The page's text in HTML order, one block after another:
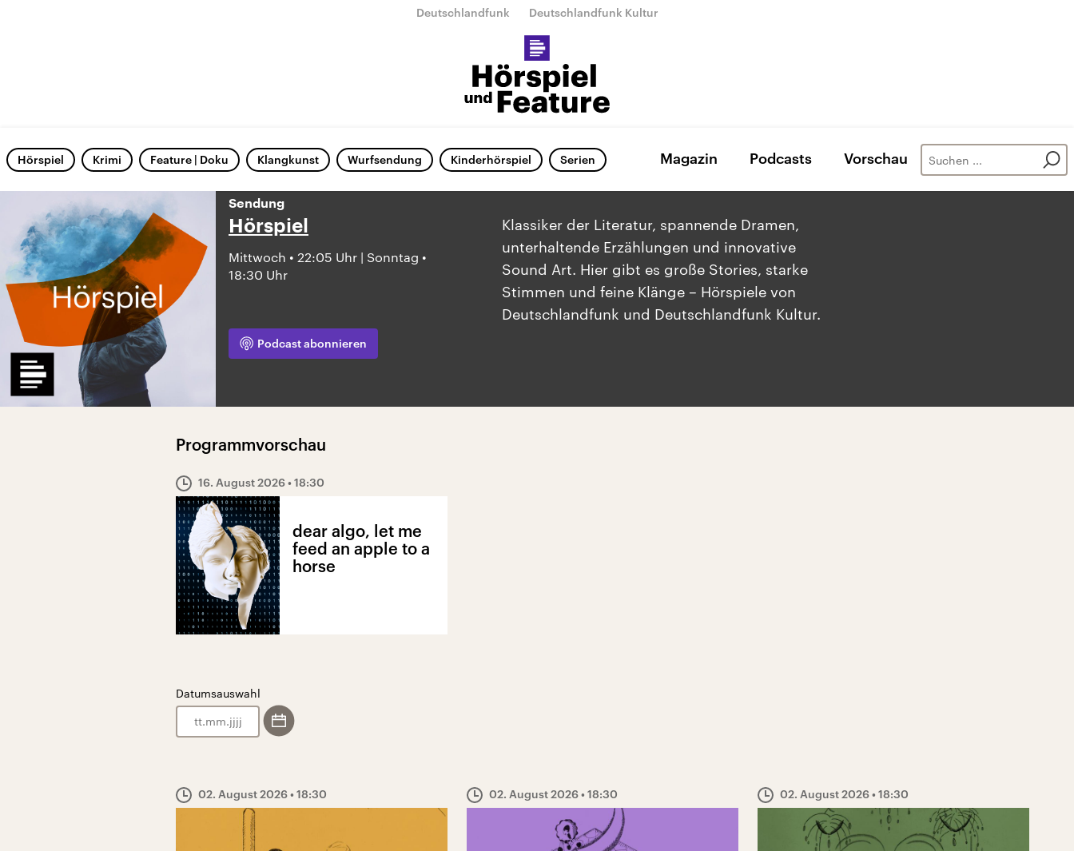
Deutschlandfunk Deutschlandfunk Kultur
Hörspiel Krimi Feature | Doku Klangkunst Wurfsendung Kinderhörspiel Serien Magazin Podcasts Vorschau
Sendung
Hörspiel
Mittwoch • 22:05 Uhr | Sonntag •
18:30 Uhr
Podcast abonnieren
Klassiker der Literatur, spannende Dramen,
unterhaltende Erzählungen und innovative
Sound Art. Hier gibt es große Stories, starke
Stimmen und feine Klänge – Hörspiele von
Deutschlandfunk und Deutschlandfunk Kultur.
Programmvorschau
16. August 2026• 18:30
dear algo, let me
feed an apple to a
horse
Datumsauswahl
. .
02. August 2026• 18:30 02. August 2026• 18:30 02. August 2026• 18:30